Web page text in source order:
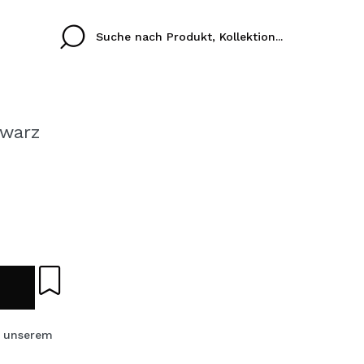
ICH
Durch die Erstellung
Einkäufe schnell